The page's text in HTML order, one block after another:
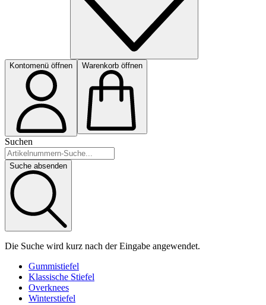
Kontomenü öffnen Warenkorb öffnen
Suchen
Suche absenden
Die Suche wird kurz nach der Eingabe angewendet.
Gummistiefel
Klassische Stiefel
Overknees
Winterstiefel